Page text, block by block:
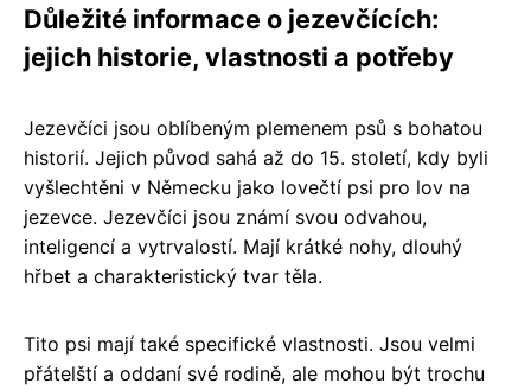
Důležité informace o jezevčících:
jejich historie, vlastnosti a potřeby
Jezevčíci jsou oblíbeným plemenem psů s bohatou
historií. Jejich původ sahá až do 15. století, kdy byli
vyšlechtěni v Německu jako lovečtí psi pro lov na
jezevce. Jezevčíci jsou známí svou odvahou,
inteligencí a vytrvalostí. Mají krátké nohy, dlouhý
hřbet a charakteristický tvar těla.
Tito psi mají také specifické vlastnosti. Jsou velmi
přátelští a oddaní své rodině, ale mohou být trochu